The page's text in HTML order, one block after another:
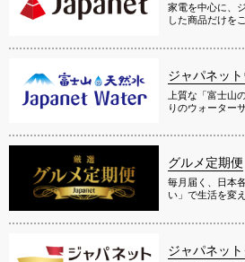
家電を中心に、
した商品だけを
ジャパネッ
上質な「富士山
りのウォーター
グルメ定期便
毎月届く、日本
い」で生活を変
ジャパネッ